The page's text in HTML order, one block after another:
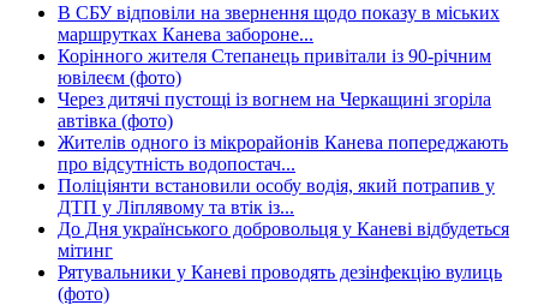
В СБУ відповіли на звернення щодо показу в міських
маршрутках Канева забороне...
Корінного жителя Степанець привітали із 90-річним
ювілеєм (фото)
Через дитячі пустощі із вогнем на Черкащині згоріла
автівка (фото)
Жителів одного із мікрорайонів Канева попереджають
про відсутність водопостач...
Поліціянти встановили особу водія, який потрапив у
ДТП у Ліплявому та втік із...
До Дня українського добровольця у Каневі відбудеться
мітинг
Рятувальники у Каневі проводять дезінфекцію вулиць
(фото)